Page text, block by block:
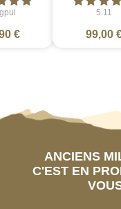
€
5.11
99,00
ANCIENS
C'EST EN